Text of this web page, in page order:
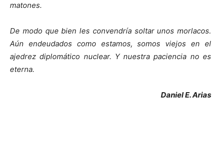
matones.
De modo que bien les convendría soltar unos morlacos.
Aún endeudados como estamos, somos viejos en el
ajedrez diplomático nuclear. Y nuestra paciencia no es
eterna.
Daniel E. Arias